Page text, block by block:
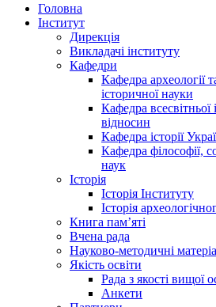
Головна
Інститут
Дирекція
Викладачі інституту
Кафедри
Кафедра археології
історичної науки
Кафедра всесвітньої
відносин
Кафедра історії
Кафедра філософії,
наук
Історія
Історія Інституту
Історія
Книга памʼяті
Вчена рада
Науково-методичні
Якість освіти
Рада з якості вищої
Анкети